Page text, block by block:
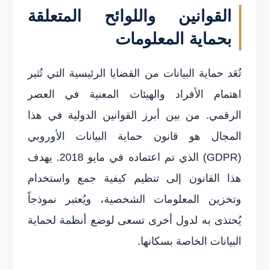
القوانين واللوائح المتعلقة
بحماية المعلومات
تُعَد حماية البيانات من القضايا الرئيسية التي تُثير
اهتمام الأفراد والهيئات المعنية في العصر
الرقمي. من بين أبرز القوانين الدولية في هذا
المجال هو قانون حماية البيانات الأوروبي
(GDPR) الذي تم اعتماده في مايو 2018. يهدف
هذا القانون إلى تنظيم كيفية جمع واستخدام
وتخزين المعلومات الشخصية، ويُعتبر نموذجاً
يُحتذى به لدول أخرى تسعى لوضع أنظمة لحماية
البيانات الخاصة بسكانها.